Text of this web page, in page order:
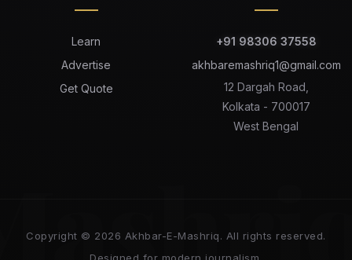
Learn
Advertise
Get Quote
+91 98306 37558
akhbaremashriq1@gmail.com
12 Dargah Road,
Kolkata - 700017
West Bengal
Copyright © 2026 Akhbar-E-Mashriq. All rights reserved.